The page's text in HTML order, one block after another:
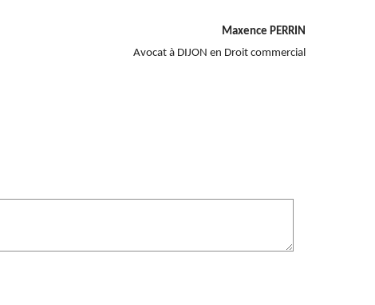
Maxence PERRIN
Avocat à DIJON en Droit commercial